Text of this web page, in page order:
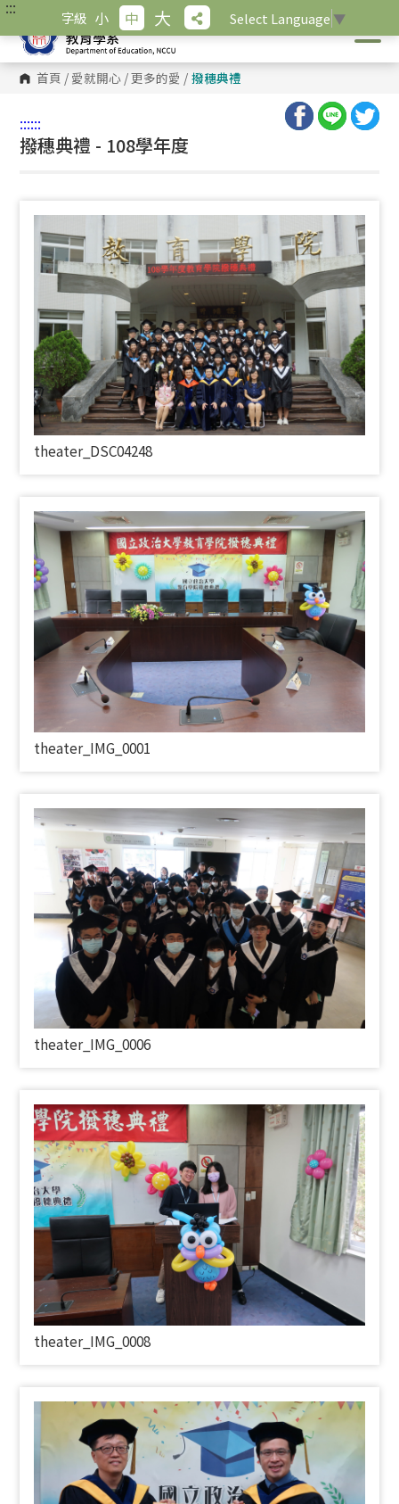
跳
主
內
容
::: 字級 小 中 大 Select Language ▼
首頁 / 愛就開心 /更多的愛 / 撥穗典禮
::::::
撥穗典禮 - 108學年度
theater_DSC04248
theater_IMG_0001
theater_IMG_0006
theater_IMG_0008